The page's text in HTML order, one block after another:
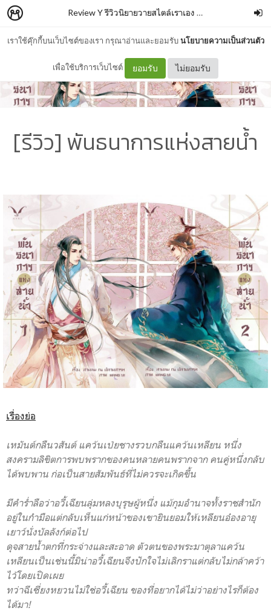
เราใช้คุ๊กกี้บนเว็บไซต์ของเรา กรุณาอ่านและยอมรับนโยบายความเป็นส่วนตัว
เพื่อใช้บริการเว็บไซต์ ยอมรับ ไม่ยอมรับ
Review Y รีวิวนิยายวายสไตล์เราเอง
[รีวิว] พันธนาการแห่งสายน้ำ
เรื่องย่อ
เหมันต์กลืนวสันต์ แคว้นเป่ยชางรวบกลืนแคว้นเหลียน หนึ่ง
สงครามลิขิตการพบพรากของคนหลายคนพรากจาก คนคู่หนึ่งกลับ
ได้พบพาน ก่อเป็นสายสัมพันธ์ที่ไม่ควรจะเกิดขึ้น
มีคำร่ำลือว่าอวี้เฉียนลุ่มหลงบุรุษผู้หนึ่ง แม้กุมอำนาจทั้งราชสำนัก
อยู่ในกำมือแต่กลับเห็นแก่หน้าของเขายินยอมให้เหลียนอ๋องอายุ
เยาว์นั่งบัลลังก์ต่อไป
ดุจสายน้ำตกที่กระจ่างและสะอาด ตัวตนของพระมาตุลาแคว้น
เหลียนเป็นเช่นนี้มิน่าอวี้เฉียนจึงปักใจไม่เลิกราแต่กลับไม่กล้าคว้า
ไว้โดยเปิดเผย
ทว่าฉีเซี่ยงหยวนไม่ใช่อวี้เฉียน ของที่อยากได้ไม่ว่าอย่างไรก็ต้อง
ได้มา!